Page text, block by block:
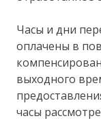
Часы и дни
оплачены в
выходного
часы